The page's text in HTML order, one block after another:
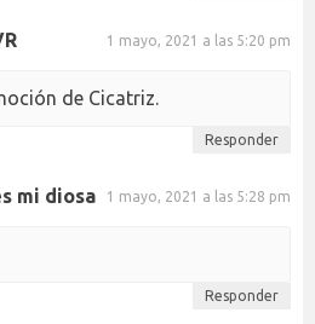
1 mayo, 2021 a las 5:20 pm
de Cicatriz.
Responder
mi diosa 1 mayo, 2021 a las 5:28 pm
Responder